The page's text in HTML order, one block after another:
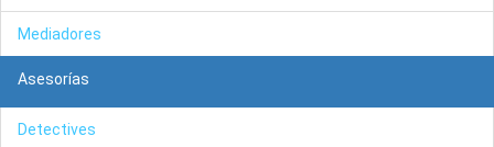
Mediadores
Asesorías
Detectives